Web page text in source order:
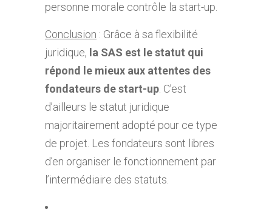
personne morale contrôle la start-up.
Conclusion : Grâce à sa flexibilité
juridique, la SAS est le statut qui
répond le mieux aux attentes des
fondateurs de start-up . C’est
d’ailleurs le statut juridique
majoritairement adopté pour ce type
de projet. Les fondateurs sont libres
d’en organiser le fonctionnement par
l’intermédiaire des statuts.